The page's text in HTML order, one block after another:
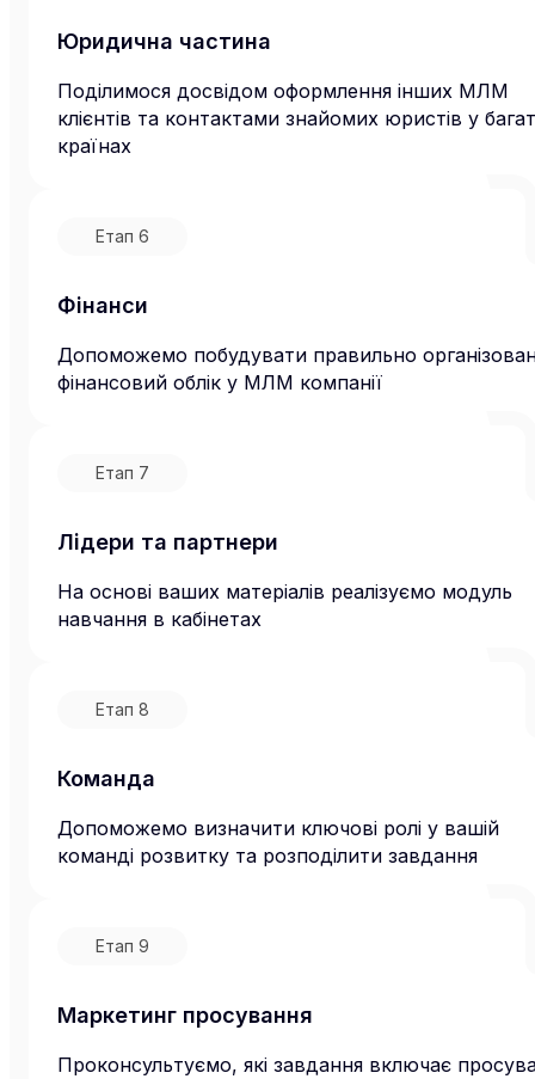
Юридична частина
Поділимося досвідом оформлення інших МЛМ
клієнтів та контактами знайомих юристів у
країнах
Етап 6
Фінанси
Допоможемо побудувати правильно
фінансовий облік у МЛМ компанії
Етап 7
Лідери та партнери
На основі ваших матеріалів реалізуємо модуль
навчання в кабінетах
Етап 8
Команда
Допоможемо визначити ключові ролі у вашій
команді розвитку та розподілити завдання
Етап 9
Маркетинг просування
Проконсультуємо, які завдання включає